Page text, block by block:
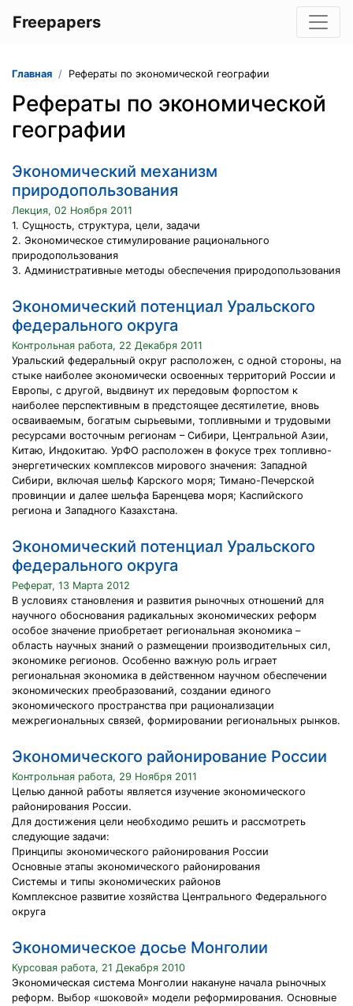
Freepapers
Главная Рефераты по экономической географии
Рефераты по экономической
географии
Экономический механизм
природопользования
Лекция, 02 Ноября 2011
1. Сущность, структура, цели, задачи
2. Экономическое стимулирование рационального
природопользования
3. Административные методы обеспечения природопользования
Экономический потенциал Уральского
федерального округа
Контрольная работа, 22 Декабря 2011
Уральский федеральный округ расположен, с одной стороны, на
стыке наиболее экономически освоенных территорий России и
Европы, с другой, выдвинут их передовым форпостом к
наиболее перспективным в предстоящее десятилетие, вновь
осваиваемым, богатым сырьевыми, топливными и трудовыми
ресурсами восточным регионам – Сибири, Центральной Азии,
Китаю, Индокитаю. УрФО расположен в фокусе трех топливно-
энергетических комплексов мирового значения: Западной
Сибири, включая шельф Карского моря; Тимано-Печерской
провинции и далее шельфа Баренцева моря; Каспийского
региона и Западного Казахстана.
Экономический потенциал Уральского
федерального округа
Реферат, 13 Марта 2012
В условиях становления и развития рыночных отношений для
научного обоснования радикальных экономических реформ
особое значение приобретает региональная экономика –
область научных знаний о размещении производительных сил,
экономике регионов. Особенно важную роль играет
региональная экономика в действенном научном обеспечении
экономических преобразований, создании единого
экономического пространства при рационализации
межрегиональных связей, формировании региональных рынков.
Экономического районирование России
Контрольная работа, 29 Ноября 2011
Целью данной работы является изучение экономического
районирования России.
Для достижения цели необходимо решить и рассмотреть
следующие задачи:
Принципы экономического районирования России
Основные этапы экономического районирования
Системы и типы экономических районов
Комплексное развитие хозяйства Центрального Федерального
округа
Экономическое досье Монголии
Курсовая работа, 21 Декабря 2010
Экономическая система Монголии накануне начала рыночных
реформ. Выбор «шоковой» модели реформирования. Основные